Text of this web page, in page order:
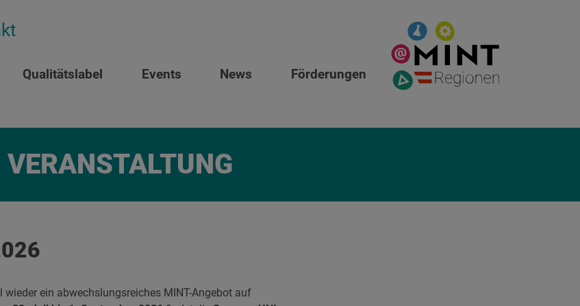
Qualitätslabel Events News Förderungen
VERANSTALTUNG
ein abwechslungsreiches MINT-Angebot auf